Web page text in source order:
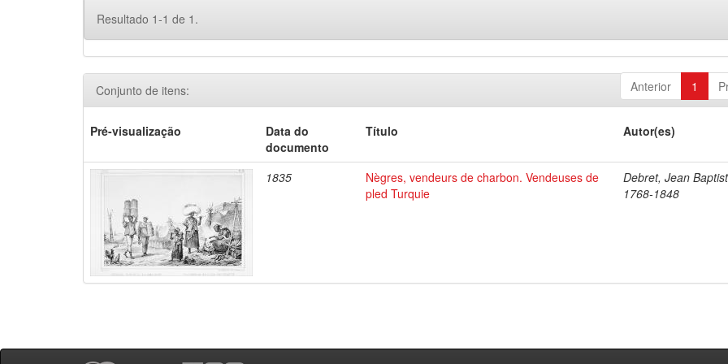
Resultado 1-1 de 1.
Anterior 1
Conjunto de itens:
Pré-visualização
Data do
documento
Título Autor(es)
1835
Nègres, vendeurs de charbon. Vendeuses de
pled Turquie
Debret, Jean
1768-1848